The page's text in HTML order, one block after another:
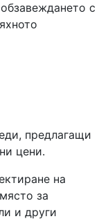
с
предлагащи
цени.
на
за
и други